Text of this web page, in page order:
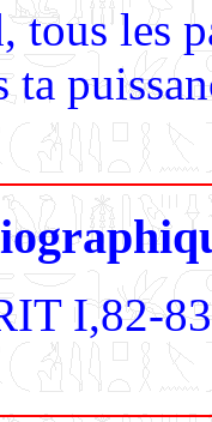
tous les
ta
I,82-